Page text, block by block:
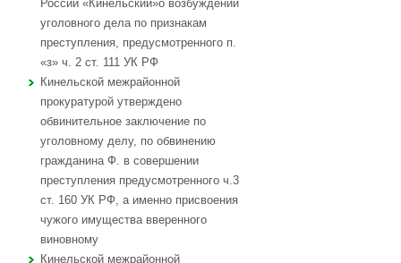
России «Кинельский»о возбуждении
уголовного дела по признакам
преступления, предусмотренного п.
«з» ч. 2 ст. 111 УК РФ
Кинельской межрайонной
прокуратурой утверждено
обвинительное заключение по
уголовному делу, по обвинению
гражданина Ф. в совершении
преступления предусмотренного ч.3
ст. 160 УК РФ, а именно присвоения
чужого имущества вверенного
виновному
Кинельской межрайонной